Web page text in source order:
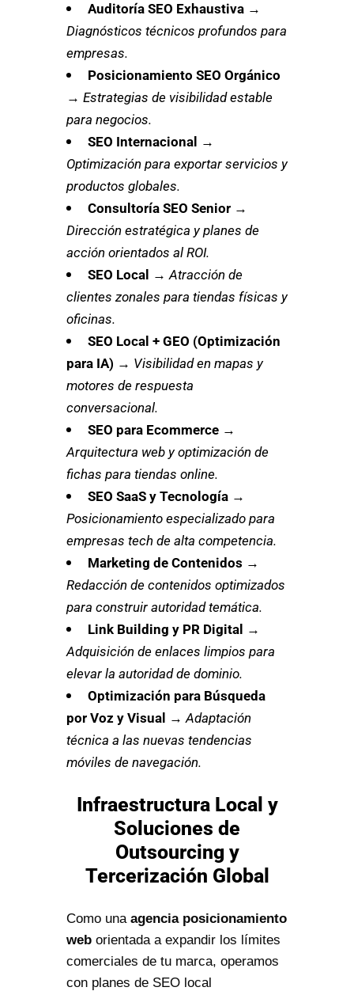
Auditoría SEO Exhaustiva →
Diagnósticos técnicos profundos para
empresas.
Posicionamiento SEO Orgánico
→ Estrategias de visibilidad estable
para negocios.
SEO Internacional →
Optimización para exportar servicios y
productos globales.
Consultoría SEO Senior →
Dirección estratégica y planes de
acción orientados al ROI.
SEO Local →Atracción de
clientes zonales para tiendas físicas y
oficinas.
SEO Local + GEO (Optimización
para IA) → Visibilidad en mapas y
motores de respuesta
conversacional.
SEO para Ecommerce →
Arquitectura web y optimización de
fichas para tiendas online.
SEO SaaS y Tecnología →
Posicionamiento especializado para
empresas tech de alta competencia.
Marketing de Contenidos →
Redacción de contenidos optimizados
para construir autoridad temática.
Link Building y PR Digital →
Adquisición de enlaces limpios para
elevar la autoridad de dominio.
Optimización para Búsqueda
por Voz y Visual →Adaptación
técnica a las nuevas tendencias
móviles de navegación.
Infraestructura Local y
Soluciones de
Outsourcing y
Tercerización Global
Como una agencia posicionamiento
web orientada a expandir los límites
comerciales de tu marca, operamos
con planes de SEO local